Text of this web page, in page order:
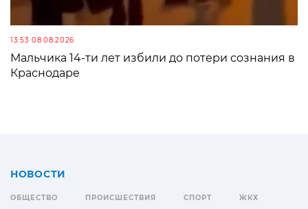
13:53 08.08.2026
Мальчика 14-ти лет избили до потери сознания в
Краснодаре
НОВОСТИ
ОБЩЕСТВО ПРОИСШЕСТВИЯ СПОРТ ЖКХ